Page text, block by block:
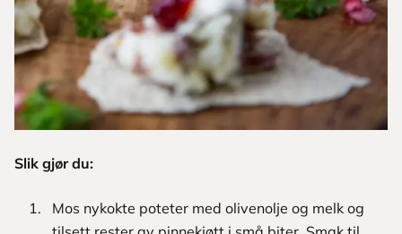
Slik gjør du:
Mos nykokte poteter med olivenolje og melk og